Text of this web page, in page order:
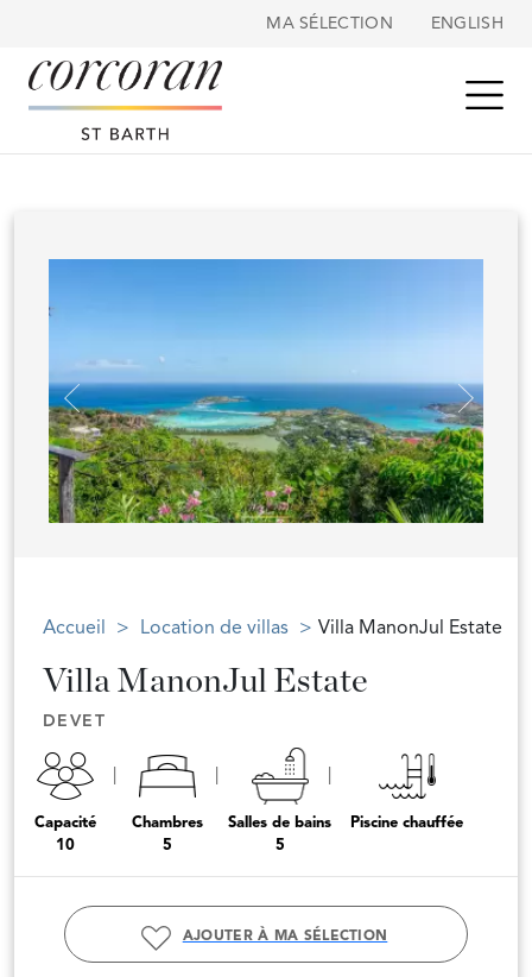
Panneau de gestion des cookiesMA SÉLECTION ENGLISH
Accueil Location de villas Villa ManonJul Estate
Villa ManonJul Estate
DEVET
Capacité
10
Chambres
5
Salles de bains
5
Piscine chauffée
AJOUTER À MA SÉLECTION